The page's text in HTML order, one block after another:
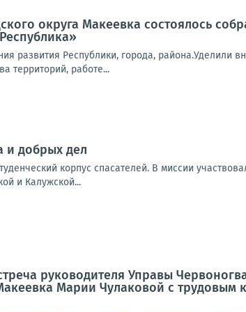
округа Макеевка состоялось
развития Республики, города, района.Уделили
территорий, работе...
и добрых дел
корпус спасателей. В миссии
и Калужской...
руководителя Управы
Марии Чулаковой с трудовым